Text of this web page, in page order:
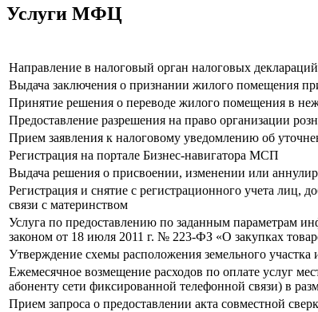
Услуги МФЦ
Направление в налоговый орган налоговых
Выдача заключения о признании жилого помещения
Принятие решения о переводе жилого помещения в
Предоставление разрешения на право организации
Прием заявления к налоговому уведомлению об
Регистрация на портале Бизнес-навигатора МСП
Выдача решения о присвоении, изменении или
Регистрация и снятие с регистрационного учета лиц,
связи с материнством
Услуга по предоставлению по заданным параметрам
законом от 18 июля 2011 г. № 223-ФЗ «О закупках
Утверждение схемы расположения земельного участка
Ежемесячное возмещение расходов по оплате услуг
абоненту сети фиксированной телефонной связи) в
Прием запроса о предоставлении акта совместной